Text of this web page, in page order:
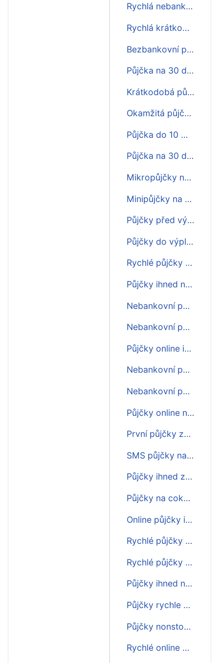
Rychlá nebankovní půjčka na 30 dní
Rychlá krátkodobá půjčka před výplatou na 30 dní
Bezbankovní půjčka na 30 dní
Půjčka na 30 dní ještě dnes
Krátkodobá půjčka ihned na 30 dní
Okamžitá půjčka na 30 dní
Půjčka do 10 minut na 30 dní
Půjčka na 30 dní do 15 minut
Mikropůjčky na 30 dní
Minipůjčky na 30 dní
Půjčky před výplatou na 30 dní
Půjčky do výplaty na 30 dní
Rychlé půjčky na 30 dní
Půjčky ihned na účet na 30 dní
Nebankovní půjčky na 30 dní
Nebankovní půjčky ihned na 30 dní
Půjčky online ihned na 30 dní
Nebankovní půjčka online na 30 dní
Nebankovní půjčky online na 30 dní
Půjčky online na 30 dní
První půjčky zdarma na 30 dní
SMS půjčky na 30 dní
Půjčky ihned zdarma na 30 dní
Půjčky na cokoliv na 30 dní
Online půjčky ihned na účet na 30 dní
Rychlé půjčky před výplatou na 30 dní
Rychlé půjčky do výplaty na 30 dní
Půjčky ihned na bankovní účet na 30 dní
Půjčky rychle na 30 dní
Půjčky nonstop na 30 dní
Rychlé online půjčky na 30 dní